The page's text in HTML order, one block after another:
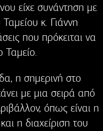
είχε συνάντηση με
κ. Γιάννη
που πρόκειται να
Ταμείο.
η σημερινή στο
με μια σειρά από
όπως είναι η
η διαχείριση του